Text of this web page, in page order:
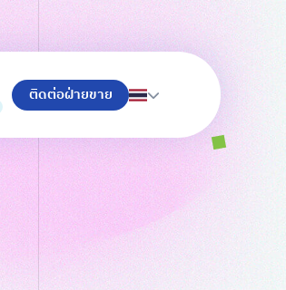
ติดต่อฝ่ายขาย